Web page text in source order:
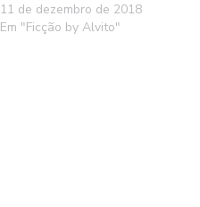
11 de dezembro de 2018
Em "Ficção by Alvito"